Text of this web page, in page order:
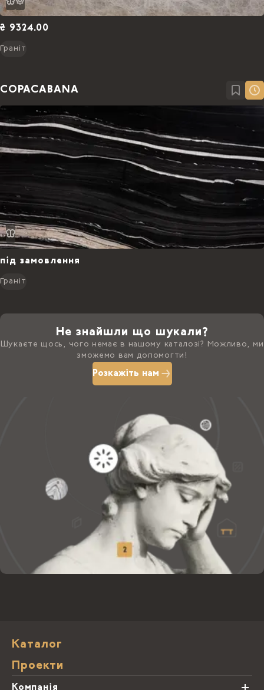
₴ 9324.00
Граніт
COPACABANA
під замовлення
Граніт
Не знайшли що шукали?
Шукаєте щось, чого немає в нашому каталозі? Можливо, ми
зможемо вам допомогти!
Розкажіть нам
Каталог
Проекти
Компанія